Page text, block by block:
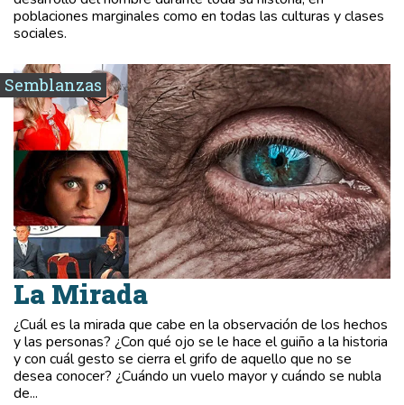
poblaciones marginales como en todas las culturas y clases
sociales.
Semblanzas
La Mirada
¿Cuál es la mirada que cabe en la observación de los hechos
y las personas? ¿Con qué ojo se le hace el guiño a la historia
y con cuál gesto se cierra el grifo de aquello que no se
desea conocer? ¿Cuándo un vuelo mayor y cuándo se nubla
de...